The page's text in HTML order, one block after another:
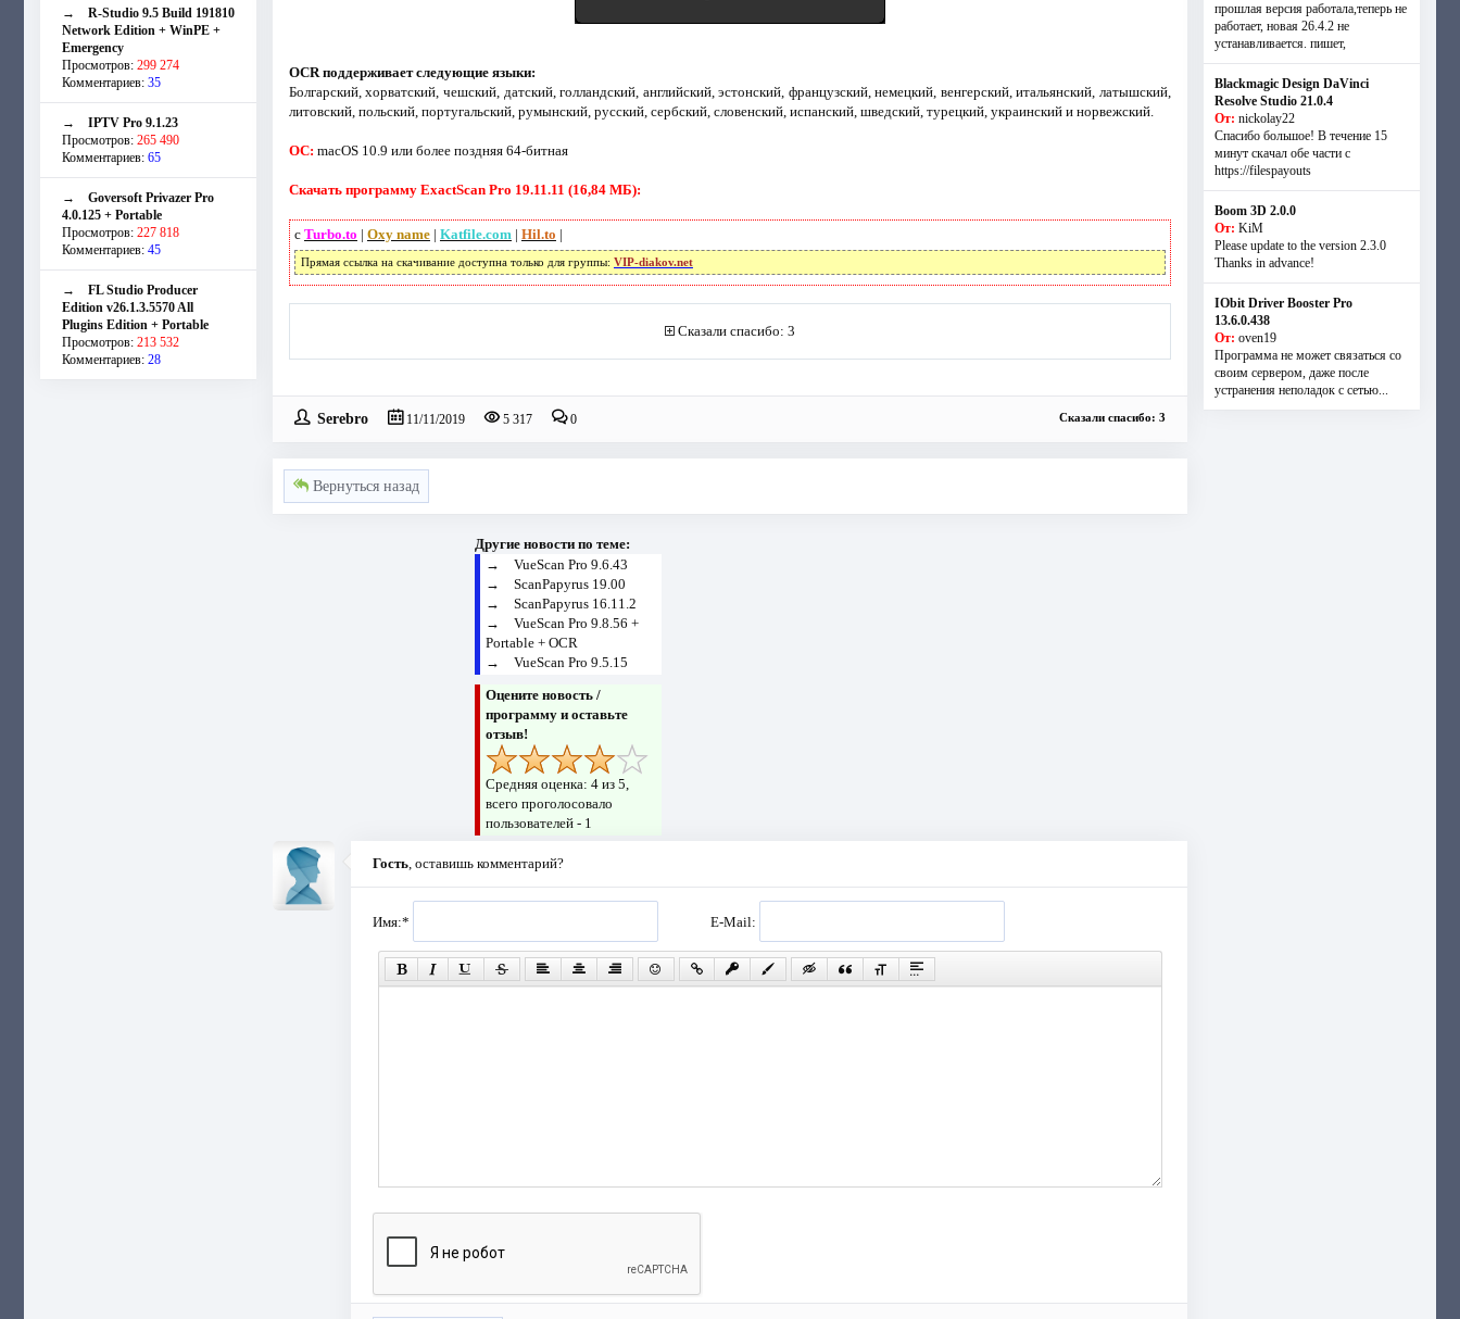
→ R-Studio 9.5 Build 191810
Network Edition + WinPE +
Emergency
Просмотров: 299 274
Комментариев: 35
→ IPTV Pro 9.1.23
Просмотров: 265 490
Комментариев: 65
→ Goversoft Privazer Pro
4.0.125 + Portable
Просмотров: 227 818
Комментариев: 45
→ FL Studio Producer
Edition v26.1.3.5570 All
Plugins Edition + Portable
Просмотров: 213 532
Комментариев: 28
OCR поддерживает следующие языки:
Болгарский, хорватский, чешский, датский, голландский, английский, эстонский, французский, немецкий, венгерский, итальянский, латышский,
литовский, польский, португальский, румынский, русский, сербский, словенский, испанский, шведский, турецкий, украинский и норвежский.
ОС: macOS 10.9 или более поздняя 64-битная
Скачать программу ExactScan Pro 19.11.11 (16,84 МБ):
с Turbo.to | Oxy name| Katfile.com | Hil.to |
Прямая ссылка на скачивание доступна только для группы: VIP-diakov.net
Сказали спасибо: 3
Serebro 11/11/2019 5 317 0 Сказали спасибо: 3
Вернуться назад
Другие новости по теме:
→ VueScan Pro 9.6.43
→ ScanPapyrus 19.00
→ ScanPapyrus 16.11.2
→ VueScan Pro 9.8.56 +
Portable + OCR
→ VueScan Pro 9.5.15
Оцените новость /
программу и оставьте
отзыв!
Средняя оценка: 4из 5,
всего проголосовало
пользователей - 1
Гость, оставишь комментарий?
Имя:* E-Mail:
прошлая версия работала,теперь не
работает, новая 26.4.2 не
устанавливается. пишет,
Blackmagic Design DaVinci
Resolve Studio 21.0.4
От: nickolay22
Спасибо большое! В течение 15
минут скачал обе части с
https://filespayouts
Boom 3D 2.0.0
От: KiM
Please update to the version 2.3.0
Thanks in advance!
IObit Driver Booster Pro
13.6.0.438
От: oven19
Программа не может связаться со
своим сервером, даже после
устранения неполадок с сетью...